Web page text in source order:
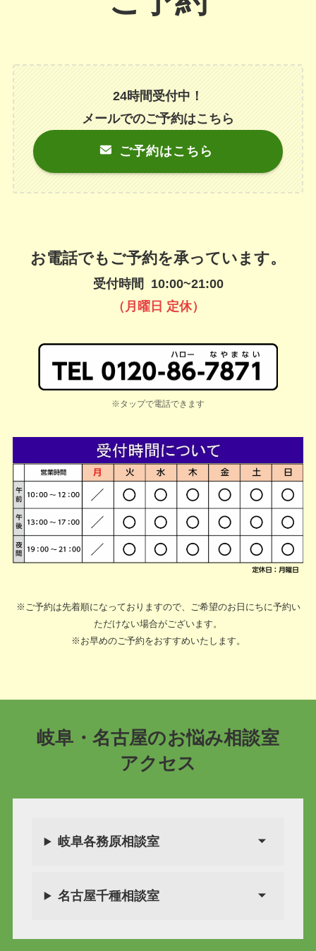
24時間受付中！
メールでのご予約はこちら
ご予約はこちら
お電話でもご予約を承っています。
受付時間 10:00~21:00
（月曜日 定休）
※タップで電話できます
※ご予約は先着順になっておりますので、ご希望のお日にちに予約い
ただけない場合がございます。
※お早めのご予約をおすすめいたします。
岐阜・名古屋のお悩み相談室
アクセス
岐阜各務原相談室
名古屋千種相談室